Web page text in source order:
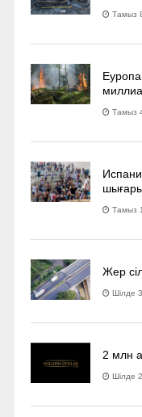
Тамыз
Тамыз
Тамыз
Жер
Шілде
2 млн
Шілде